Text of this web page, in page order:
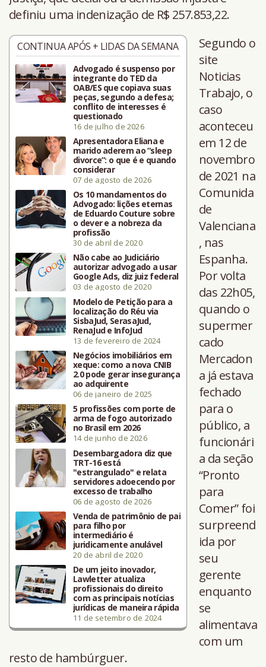
definiu uma indenização de R$ 257.853,22.
CONTINUA APÓS + LIDAS DA SEMANA
Advogado é suspenso por
integrante do TED da
OAB/ES que copiava suas
peças, segundo a defesa;
conflito de interesses é
questionado
16 de julho de 2026
Apresentadora Eliana e
marido aderem ao “sleep
divorce”: o que é e quando
considerar
07 de agosto de 2026
Os 10 mandamentos do
Advogado: lições eternas
de Eduardo Couture sobre
o dever e a nobreza da
profissão
30 de abril de 2020
Não cabe ao Judiciário
autorizar advogado a usar
Google Ads, diz juiz federal
03 de agosto de 2020
Modelo de Petição para a
localização do Réu via
SisbaJud, SerasaJud,
RenaJud e InfoJud
13 de fevereiro de 2024
Negócios imobiliários em
xeque: como a nova CNIB
2.0 pode gerar insegurança
ao adquirente
06 de janeiro de 2025
5 profissões com porte de
arma de fogo autorizado
no Brasil em 2026
14 de junho de 2026
Desembargadora diz que
TRT-16 está
"estrangulado" e relata
servidores adoecendo por
excesso de trabalho
06 de agosto de 2026
Venda de patrimônio de pai
para filho por
intermediário é
juridicamente anulável
20 de abril de 2020
De um jeito inovador,
Lawletter atualiza
profissionais do direito
com as principais notícias
jurídicas de maneira rápida
11 de setembro de 2024
Segundo o
site
Noticias
Trabajo, o
caso
aconteceu
em 12 de
novembro
de 2021 na
Comunida
de
Valenciana
, nas
Espanha.
Por volta
das 22h05,
quando o
supermer
cado
Mercadon
a já estava
fechado
para o
público, a
funcionári
a da seção
“Pronto
para
Comer” foi
surpreend
ida por
seu
gerente
enquanto
se
alimentava
com um
resto de hambúrguer.